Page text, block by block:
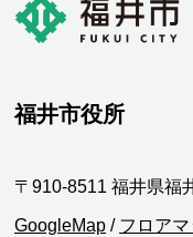
福井市役所
〒910-8511 福井県福
GoogleMap / フロア